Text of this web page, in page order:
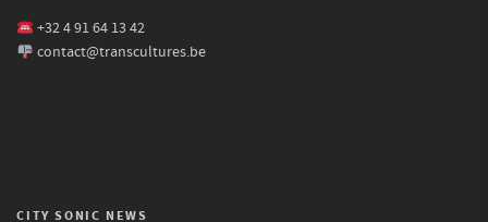
+32 4 91 64 13 42
contact@transcultures.be
CITY SONIC NEWS